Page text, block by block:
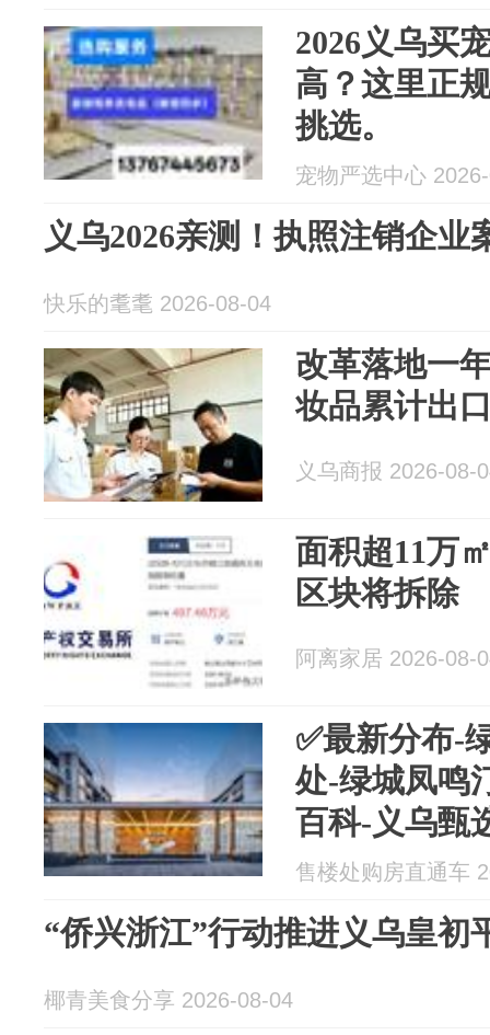
2026义乌买
高？这里正
挑选。
宠物严选中心
义乌2026亲测！执照注销企业
快乐的耄耄 2026-08-04
改革落地一
妆品累计出
义乌商报 2026-08-
面积超11万
区块将拆除
阿离家居 2026-08-
✅最新分布-
处-绿城凤鸣
百科-义乌
售楼处购房直通车
“侨兴浙江”行动推进义乌皇初
椰青美食分享 2026-08-04